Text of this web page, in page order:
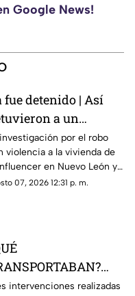
Google News!
fue detenido | Así
a un
responsable
robo a la casa de
Ruiz
por el robo
violencia a la vivienda de
en Nuevo León ya
a un primer detenido.
07, 2026 12:31 p. m.
personas son
intervenciones realizadas